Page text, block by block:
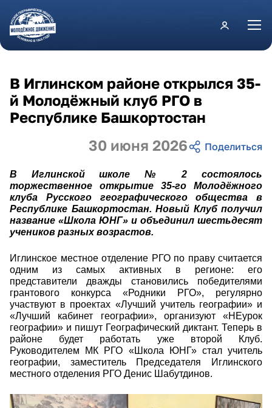
Перейти к основному содержанию
30 июня 2026
В Иглинском районе открылся 35-
й Молодёжный клуб РГО в
Республике Башкортостан
В Иглинской школе № 2 состоялось
торжественное открытие 35-го Молодёжного
клуба Русского географического общества в
Республике Башкортостан. Новый Клуб получил
название «Школа ЮНГ» и объединил шестьдесят
учеников разных возрастов.
Иглинское местное отделение РГО по праву считается
одним из самых активных в регионе: его
представители дважды становились победителями
грантового конкурса «Родники РГО», регулярно
участвуют в проектах «Лучший учитель географии» и
«Лучший кабинет географии», организуют «НЕурок
географии» и пишут Географический диктант. Теперь в
районе будет работать уже второй Клуб.
Руководителем МК РГО «Школа ЮНГ» стал учитель
географии, заместитель Председателя Иглинского
местного отделения РГО Денис Шабутдинов.